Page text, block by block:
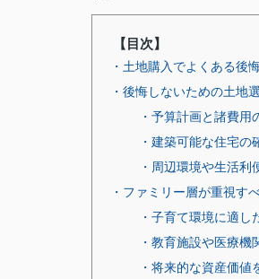
【目次】
・土地購入でよくある後
・後悔しないための土地
・予算計画と諸費用
・建築可能な住宅の
・周辺環境や生活
・ファミリー層が重視す
・子育て環境に適し
・教育施設や医療
・将来的な資産価値